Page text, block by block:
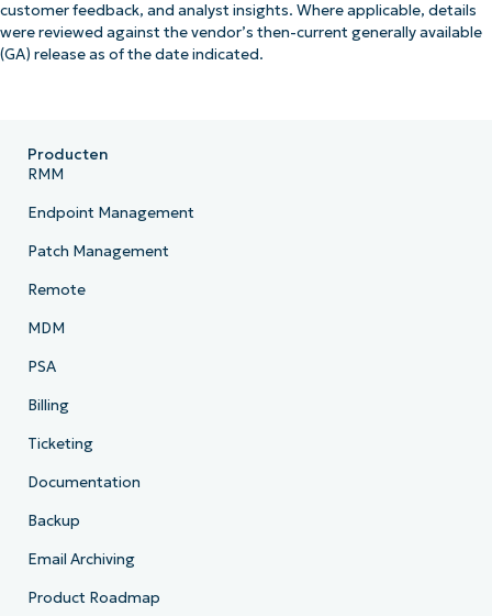
customer feedback, and analyst insights. Where applicable, details
were reviewed against the vendor’s then-current generally available
(GA) release as of the date indicated.
Producten
RMM
Endpoint Management
Patch Management
Remote
MDM
PSA
Billing
Ticketing
Documentation
Backup
Email Archiving
Product Roadmap